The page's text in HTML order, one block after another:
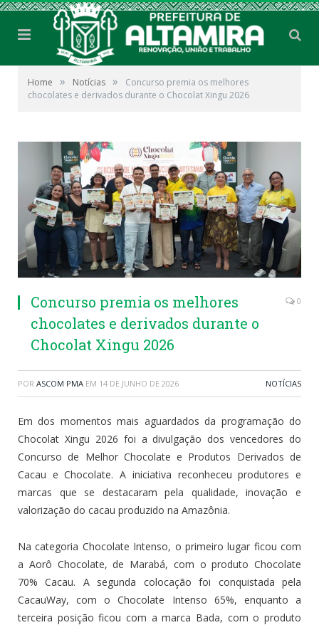
Home » Notícias »
Concurso premia os melhores
chocolates e derivados durante o Chocolat Xingu 2026
Concurso premia os melhores
chocolates e derivados durante o
Chocolat Xingu 2026
0
POR ASCOM PMA EM 14 DE JUNHO DE 2026 NOTÍCIAS
Em dos momentos mais aguardados da programação do
Chocolat Xingu 2026 foi a divulgação dos vencedores do
Concurso de Melhor Chocolate e Produtos Derivados de
Cacau e Chocolate. A iniciativa reconheceu produtores e
marcas que se destacaram pela qualidade, inovação e
valorização do cacau produzido na Amazônia.
Na categoria Chocolate Intenso, o primeiro lugar ficou com
a Aorô Chocolate, de Marabá, com o produto Chocolate
70% Cacau. A segunda colocação foi conquistada pela
CacauWay, com o Chocolate Intenso 65%, enquanto a
terceira posição ficou com a marca Bada, com o produto